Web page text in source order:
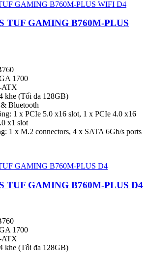
TUF GAMING B760M-PLUS
1700
ATX
khe (Tối đa 128GB)
Bluetooth
1 x PCIe 5.0 x16 slot, 1 x PCIe 4.0 x16
x1 slot
1 x M.2 connectors, 4 x SATA 6Gb/s ports
TUF GAMING B760M-PLUS D4
1700
ATX
khe (Tối đa 128GB)